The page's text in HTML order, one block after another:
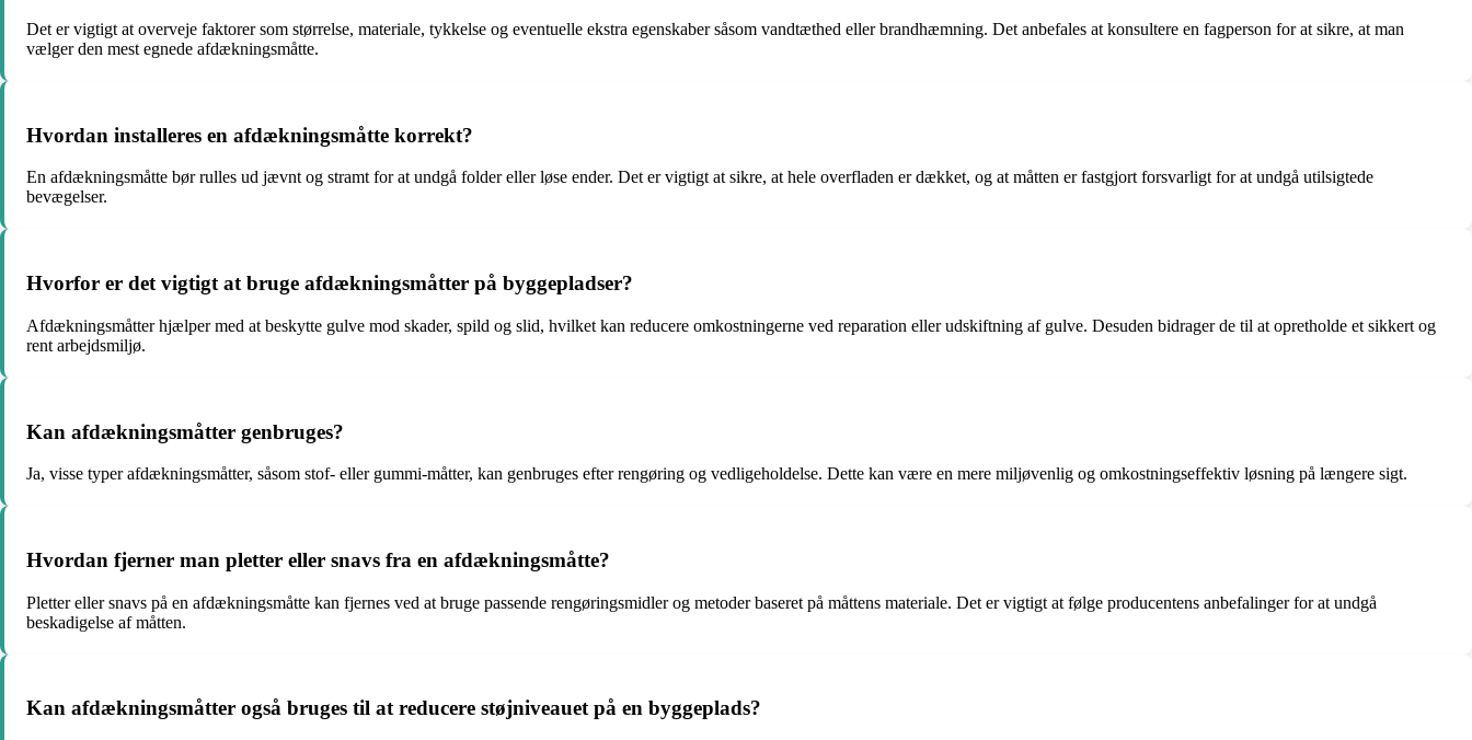
Det er vigtigt at overveje faktorer som størrelse, materiale, tykkelse og eventuelle ekstra egenskaber såsom vandtæthed eller brandhæmning. Det anbefales at konsultere en fagperson for at sikre, at man
vælger den mest egnede afdækningsmåtte.
Hvordan installeres en afdækningsmåtte korrekt?
En afdækningsmåtte bør rulles ud jævnt og stramt for at undgå folder eller løse ender. Det er vigtigt at sikre, at hele overfladen er dækket, og at måtten er fastgjort forsvarligt for at undgå utilsigtede
bevægelser.
Hvorfor er det vigtigt at bruge afdækningsmåtter på byggepladser?
Afdækningsmåtter hjælper med at beskytte gulve mod skader, spild og slid, hvilket kan reducere omkostningerne ved reparation eller udskiftning af gulve. Desuden bidrager de til at opretholde et sikkert og
rent arbejdsmiljø.
Kan afdækningsmåtter genbruges?
Ja, visse typer afdækningsmåtter, såsom stof- eller gummi-måtter, kan genbruges efter rengøring og vedligeholdelse. Dette kan være en mere miljøvenlig og omkostningseffektiv løsning på længere sigt.
Hvordan fjerner man pletter eller snavs fra en afdækningsmåtte?
Pletter eller snavs på en afdækningsmåtte kan fjernes ved at bruge passende rengøringsmidler og metoder baseret på måttens materiale. Det er vigtigt at følge producentens anbefalinger for at undgå
beskadigelse af måtten.
Kan afdækningsmåtter også bruges til at reducere støjniveauet på en byggeplads?